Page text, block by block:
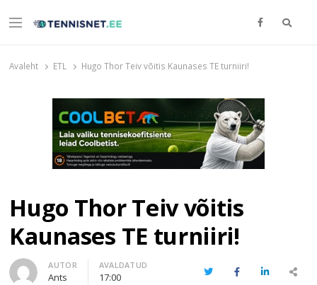
Menu Otsi
Avaleht ETL Hugo Thor Teiv võitis Kaunases TE turniiri!
Hugo Thor Teiv võitis
Kaunases TE turniiri!
Author
AUTOR
Ants
AVALDATUD
17:00 TwitterFacebookLinkedInShare